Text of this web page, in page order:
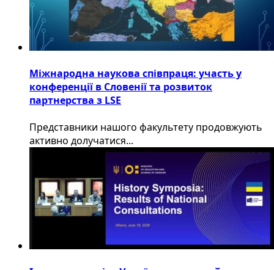
Міжнародна наукова співпраця: участь у
конференції в Словенії та розвиток
партнерства з LSE
​Представники нашого факультету продовжують
активно долучатися...